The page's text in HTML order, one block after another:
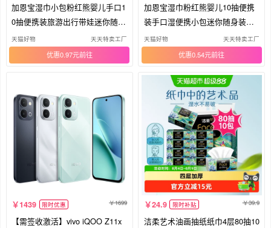
加恩宝湿巾小包粉红熊婴儿手口1
0抽便携装旅游出行带娃迷你随身
装
天猫好物 天天特卖工厂
优惠0.97元
加恩宝湿巾粉红熊婴儿10抽便携
装手口湿便携小包迷你随身装去
污
天猫好物 天天特卖工厂
优惠0.54元
1439 限时优惠 1699
【需签收激活】vivo iQOO Z11x
24.9 限时补贴 39.9
洁柔艺术油画抽纸纸巾4层80抽10